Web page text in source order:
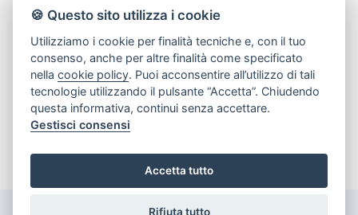
328 1654969
info@intermediaimmobiliare.com
🍪 Questo sito utilizza i cookie
Utilizziamo i cookie per finalità tecniche e, con il tuo
consenso, anche per altre finalità come specificato
nellacookie policy. Puoi acconsentire all’utilizzo di tali
tecnologie utilizzando il pulsante “Accetta”. Chiudendo
questa informativa, continui senza accettare.
Gestisci consensi
Accetta tutto
Rifiuta tutto